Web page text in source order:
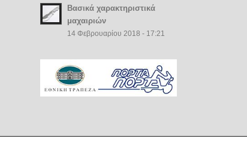
Βασικά χαρακτηριστικά
μαχαιριών
14 Φεβρουαρίου 2018 - 17:21